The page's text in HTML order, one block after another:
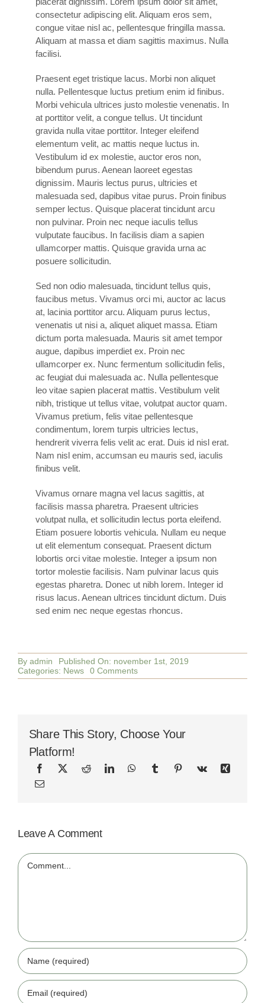
consectetur adipiscing elit. Aliquam eros sem,
congue vitae nisl ac, pellentesque fringilla massa.
Aliquam at massa et diam sagittis maximus. Nulla
facilisi.
Praesent eget tristique lacus. Morbi non aliquet
nulla. Pellentesque luctus pretium enim id finibus.
Morbi vehicula ultrices justo molestie venenatis. In
at porttitor velit, a congue tellus. Ut tincidunt
gravida nulla vitae porttitor. Integer eleifend
elementum velit, ac mattis neque luctus in.
Vestibulum id ex molestie, auctor eros non,
bibendum purus. Aenean laoreet egestas
dignissim. Mauris lectus purus, ultricies et
malesuada sed, dapibus vitae purus. Proin finibus
semper lectus. Quisque placerat tincidunt arcu
non pulvinar. Proin nec neque iaculis tellus
vulputate faucibus. In facilisis diam a sapien
ullamcorper mattis. Quisque gravida urna ac
posuere sollicitudin.
Sed non odio malesuada, tincidunt tellus quis,
faucibus metus. Vivamus orci mi, auctor ac lacus
at, lacinia porttitor arcu. Aliquam purus lectus,
venenatis ut nisi a, aliquet aliquet massa. Etiam
dictum porta malesuada. Mauris sit amet tempor
augue, dapibus imperdiet ex. Proin nec
ullamcorper ex. Nunc fermentum sollicitudin felis,
ac feugiat dui malesuada ac. Nulla pellentesque
leo vitae sapien placerat mattis. Vestibulum velit
nibh, tristique ut tellus vitae, volutpat auctor quam.
Vivamus pretium, felis vitae pellentesque
condimentum, lorem turpis ultricies lectus,
hendrerit viverra felis velit ac erat. Duis id nisl erat.
Nam nisl enim, accumsan eu mauris sed, iaculis
finibus velit.
Vivamus ornare magna vel lacus sagittis, at
facilisis massa pharetra. Praesent ultricies
volutpat nulla, et sollicitudin lectus porta eleifend.
Etiam posuere lobortis vehicula. Nullam eu neque
ut elit elementum consequat. Praesent dictum
lobortis orci vitae molestie. Integer a ipsum non
tortor molestie facilisis. Nam pulvinar lacus quis
egestas pharetra. Donec ut nibh lorem. Integer id
risus lacus. Aenean ultrices tincidunt dictum. Duis
sed enim nec neque egestas rhoncus.
By admin
Published On: november 1st, 2019
Categories: News 0 Commentson
Enjoy
Share This Story, Choose Your
Platform!
Leave A Comment
Comment